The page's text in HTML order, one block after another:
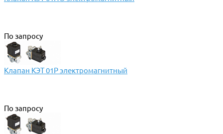
По запросу
Клапан КЭТ 01Р электромагнитный
По запросу